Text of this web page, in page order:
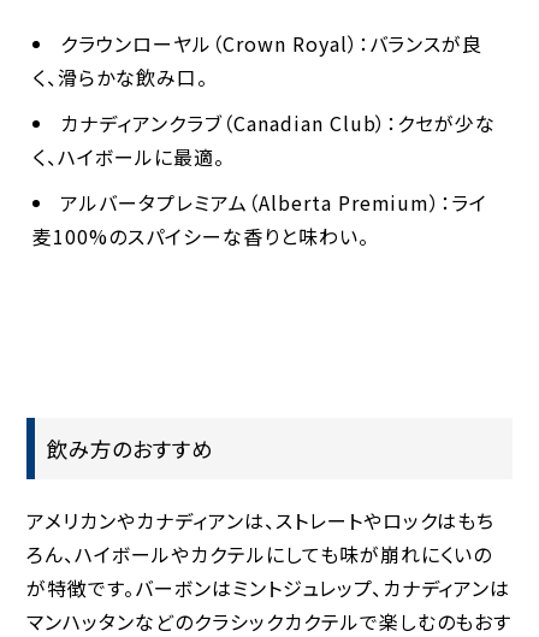
クラウンローヤル（Crown Royal） ：バランスが良
く、滑らかな飲み口。
カナディアンクラブ（Canadian Club） ：クセが少な
く、ハイボールに最適。
アルバータプレミアム（Alberta Premium） ：ライ
麦100%のスパイシーな香りと味わい。
飲み方のおすすめ
アメリカンやカナディアンは、ストレートやロックはもち
ろん、ハイボールやカクテルにしても味が崩れにくいの
が特徴です。バーボンはミントジュレップ、カナディアンは
マンハッタンなどのクラシックカクテルで楽しむのもおす